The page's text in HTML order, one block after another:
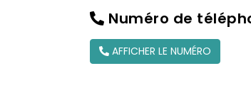
Numéro de
AFFICHER LE NUMÉRO